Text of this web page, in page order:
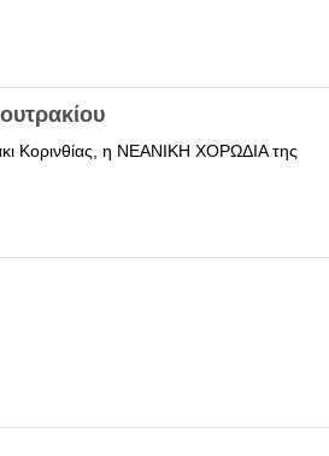
Κορινθίας, η ΝΕΑΝΙΚΗ ΧΟΡΩΔΙΑ της